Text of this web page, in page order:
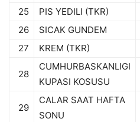
25
PIS YEDILI (TKR)
26
SICAK GUNDEM
27
KREM (TKR)
28
CUMHURBASKANLIGI
KUPASI KOSUSU
29
CALAR SAAT HAFTA
SONU